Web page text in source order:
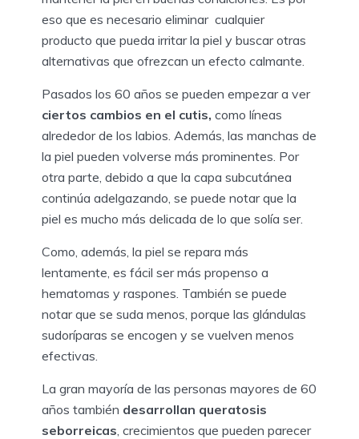
eso que es necesario eliminar cualquier
producto que pueda irritar la piel y buscar otras
alternativas que ofrezcan un efecto calmante.
Pasados los 60 años se pueden empezar a ver
ciertos cambios en el cutis, como líneas
alrededor de los labios. Además, las manchas de
la piel pueden volverse más prominentes. Por
otra parte, debido a que la capa subcutánea
continúa adelgazando, se puede notar que la
piel es mucho más delicada de lo que solía ser.
Como, además, la piel se repara más
lentamente, es fácil ser más propenso a
hematomas y raspones. También se puede
notar que se suda menos, porque las glándulas
sudoríparas se encogen y se vuelven menos
efectivas.
La gran mayoría de las personas mayores de 60
años también desarrollan queratosis
seborreicas , crecimientos que pueden parecer